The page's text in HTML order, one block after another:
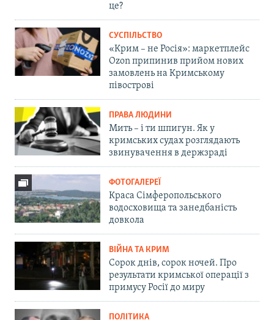
це?
СУСПІЛЬСТВО
«Крим – не Росія»: маркетплейс
Ozon припинив прийом нових
замовлень на Кримському
півострові
ПРАВА ЛЮДИНИ
Мить – і ти шпигун. Як у
кримських судах розглядають
звинувачення в держзраді
ФОТОГАЛЕРЕЇ
Краса Сімферопольського
водосховища та занедбаність
довкола
ВІЙНА ТА КРИМ
Сорок днів, сорок ночей. Про
результати кримської операції з
примусу Росії до миру
ПОЛІТИКА